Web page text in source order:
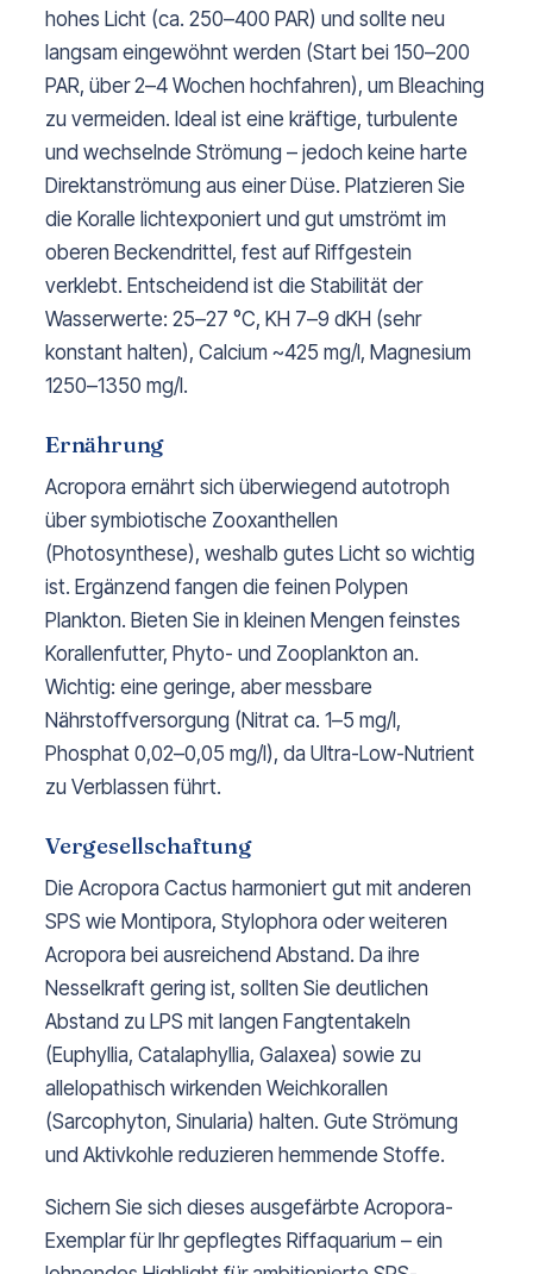
hohes Licht (ca. 250–400 PAR) und sollte neu
langsam eingewöhnt werden (Start bei 150–200
PAR, über 2–4 Wochen hochfahren), um Bleaching
zu vermeiden. Ideal ist eine kräftige, turbulente
und wechselnde Strömung – jedoch keine harte
Direktanströmung aus einer Düse. Platzieren Sie
die Koralle lichtexponiert und gut umströmt im
oberen Beckendrittel, fest auf Riffgestein
verklebt. Entscheidend ist die Stabilität der
Wasserwerte: 25–27 °C, KH 7–9 dKH (sehr
konstant halten), Calcium ~425 mg/l, Magnesium
1250–1350 mg/l.
Ernährung
Acropora ernährt sich überwiegend autotroph
über symbiotische Zooxanthellen
(Photosynthese), weshalb gutes Licht so wichtig
ist. Ergänzend fangen die feinen Polypen
Plankton. Bieten Sie in kleinen Mengen feinstes
Korallenfutter, Phyto- und Zooplankton an.
Wichtig: eine geringe, aber messbare
Nährstoffversorgung (Nitrat ca. 1–5 mg/l,
Phosphat 0,02–0,05 mg/l), da Ultra-Low-Nutrient
zu Verblassen führt.
Vergesellschaftung
Die Acropora Cactus harmoniert gut mit anderen
SPS wie Montipora, Stylophora oder weiteren
Acropora bei ausreichend Abstand. Da ihre
Nesselkraft gering ist, sollten Sie deutlichen
Abstand zu LPS mit langen Fangtentakeln
(Euphyllia, Catalaphyllia, Galaxea) sowie zu
allelopathisch wirkenden Weichkorallen
(Sarcophyton, Sinularia) halten. Gute Strömung
und Aktivkohle reduzieren hemmende Stoffe.
Sichern Sie sich dieses ausgefärbte Acropora-
Exemplar für Ihr gepflegtes Riffaquarium – ein